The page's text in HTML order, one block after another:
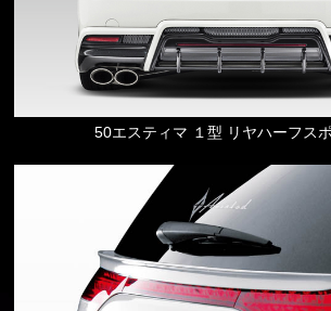
50エスティマ １型 リヤハーフス